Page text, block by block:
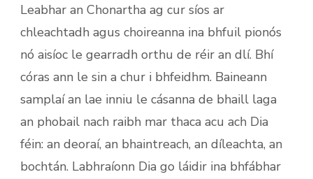
Leabhar an Chonartha ag cur síos ar
chleachtadh agus choireanna ina bhfuil pionós
nó aisíoc le gearradh orthu de réir an dlí. Bhí
córas ann le sin a chur i bhfeidhm. Baineann
samplaí an lae inniu le cásanna de bhaill laga
an phobail nach raibh mar thaca acu ach Dia
féin: an deoraí, an bhaintreach, an díleachta, an
bochtán. Labhraíonn Dia go láidir ina bhfábhar